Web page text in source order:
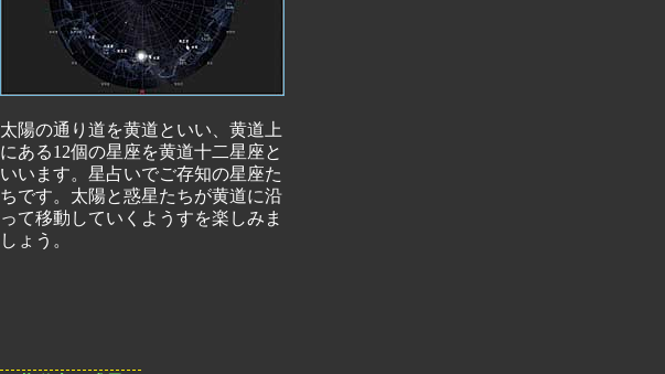
太陽の通り道を黄道といい、黄道上
にある12個の星座を黄道十二星座と
いいます。星占いでご存知の星座た
ちです。太陽と惑星たちが黄道に沿
って移動していくようすを楽しみま
しょう。